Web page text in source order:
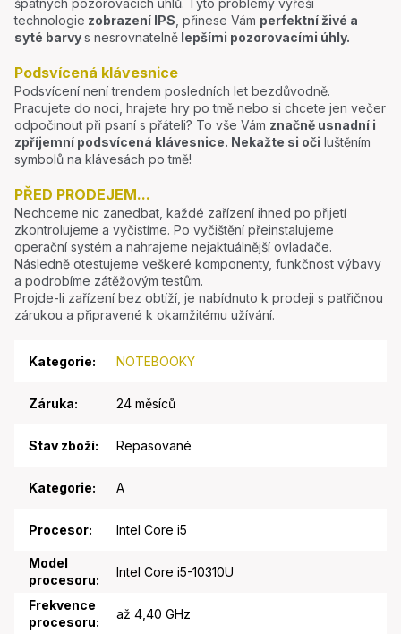
technologie zobrazení IPS , přinese Vám perfektní živé a
syté barvys nesrovnatelně lepšími pozorovacími úhly.
Podsvícená klávesnice
Podsvícení není trendem posledních let bezdůvodně.
Pracujete do noci, hrajete hry po tmě nebo si chcete jen večer
odpočinout při psaní s přáteli? To vše Vám značně usnadní i
zpříjemní podsvícená klávesnice. Nekažte si oči luštěním
symbolů na klávesách po tmě!
PŘED PRODEJEM...
Nechceme nic zanedbat, každé zařízení ihned po přijetí
zkontrolujeme a vyčistíme. Po vyčištění přeinstalujeme
operační systém a nahrajeme nejaktuálnější ovladače.
Následně otestujeme veškeré komponenty, funkčnost výbavy
a podrobíme zátěžovým testům.
Projde-li zařízení bez obtíží, je nabídnuto k prodeji s patřičnou
zárukou a připravené k okamžitému užívání.
Kategorie: NOTEBOOKY
Záruka: 24 měsíců
Stav zboží: Repasované
Kategorie: A
Procesor: Intel Core i5
Model
procesoru:
Intel Core i5-10310U
Frekvence
procesoru:
až 4,40 GHz